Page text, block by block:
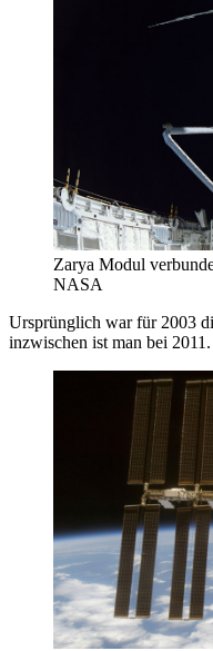
Zarya Modul
NASA
Ursprünglich war für 2003
inzwischen ist man bei